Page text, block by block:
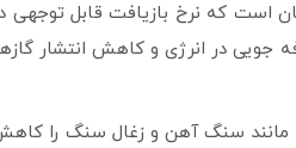
است که نرخ بازیافت قابل توجهی
در انرژی و کاهش انتشار
بکر مانند سنگ آهن و زغال سنگ را